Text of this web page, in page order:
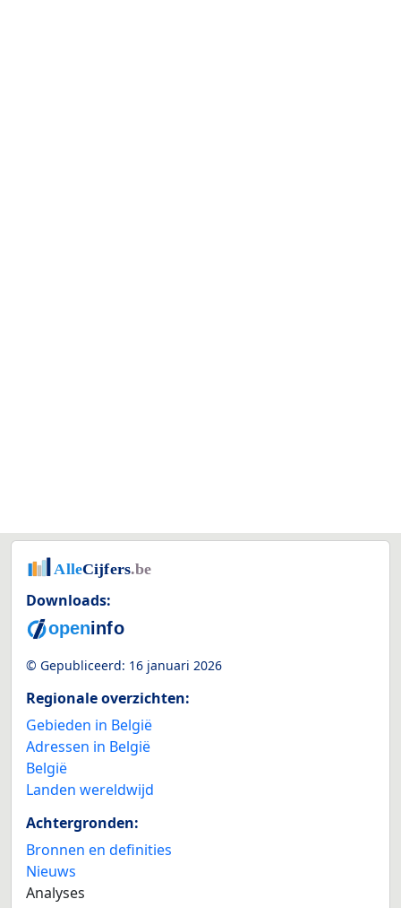
Downloads:
© Gepubliceerd: 16 januari 2026
Regionale overzichten:
Gebieden in België
Adressen in België
België
Landen wereldwijd
Achtergronden:
Bronnen en definities
Nieuws
Analyses